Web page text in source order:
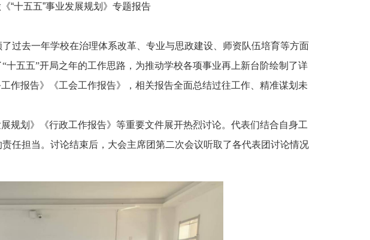
“十五五”事业发展规划》专题报告
过去一年学校在治理体系改革、专业与思政建设、师资队伍培育等方面
五五”开局之年的工作思路，为推动学校各项事业再上新台阶绘制了详
作报告》《工会工作报告》，相关报告全面总结过往工作、精准谋划未
规划》《行政工作报告》等重要文件展开热烈讨论。代表们结合自身工
任担当。讨论结束后，大会主席团第二次会议听取了各代表团讨论情况